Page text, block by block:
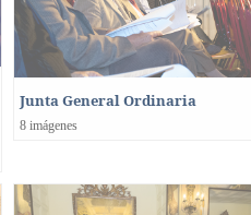
Junta General Ordinaria
8 imágenes